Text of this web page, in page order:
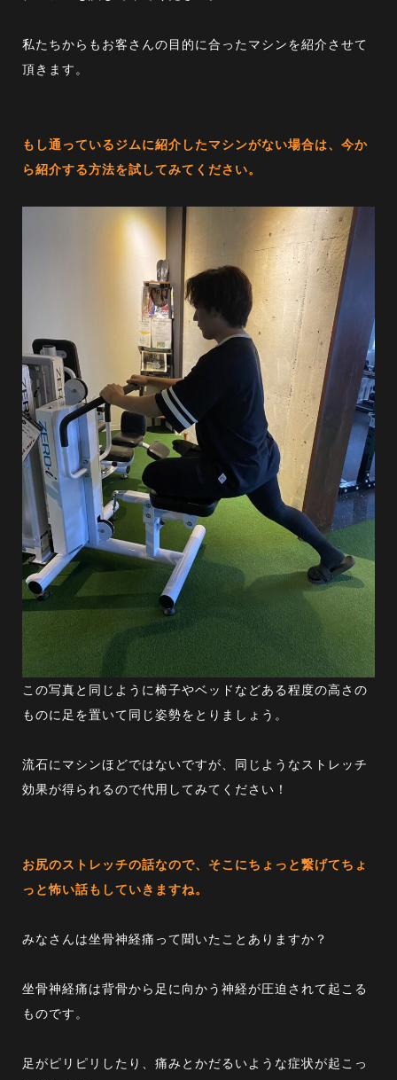
私たちからもお客さんの目的に合ったマシンを紹介させて
頂きます。
もし通っているジムに紹介したマシンがない場合は、今か
ら紹介する方法を試してみてください。
この写真と同じように椅子やベッドなどある程度の高さの
ものに足を置いて同じ姿勢をとりましょう。
流石にマシンほどではないですが、同じようなストレッチ
効果が得られるので代用してみてください！
お尻のストレッチの話なので、そこにちょっと繋げてちょ
っと怖い話もしていきますね。
みなさんは坐骨神経痛って聞いたことありますか？
坐骨神経痛は背骨から足に向かう神経が圧迫されて起こる
ものです。
足がピリピリしたり、痛みとかだるいような症状が起こっ